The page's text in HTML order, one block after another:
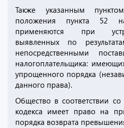
Также указанным
положения пункта 52
применяются при
выявленных по
непосредственными
налогоплательщика:
упрощенного порядка
данного права).
Общество в соответствии со
кодекса имеет право на
порядка возврата